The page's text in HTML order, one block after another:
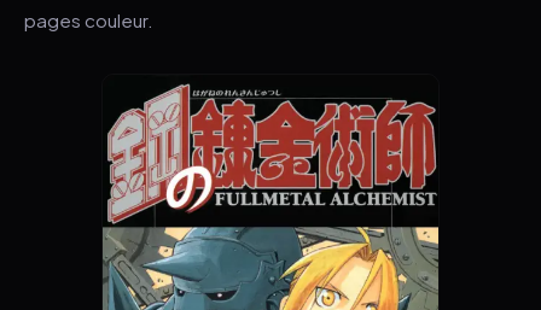
pages couleur.